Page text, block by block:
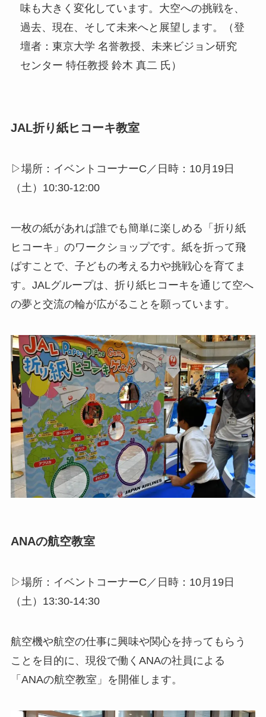
味も大きく変化しています。大空への挑戦を、
過去、現在、そして未来へと展望します。（登
壇者：東京大学 名誉教授、未来ビジョン研究
センター 特任教授 鈴木 真二 氏）
JAL折り紙ヒコーキ教室
▷場所：イベントコーナーC／日時：10月19日
（土）10:30-12:00
一枚の紙があれば誰でも簡単に楽しめる「折り紙
ヒコーキ」のワークショップです。紙を折って飛
ばすことで、子どもの考える力や挑戦心を育てま
す。JALグループは、折り紙ヒコーキを通じて空へ
の夢と交流の輪が広がることを願っています。
ANAの航空教室
▷場所：イベントコーナーC／日時：10月19日
（土）13:30-14:30
航空機や航空の仕事に興味や関心を持ってもらう
ことを目的に、現役で働くANAの社員による
「ANAの航空教室」を開催します。